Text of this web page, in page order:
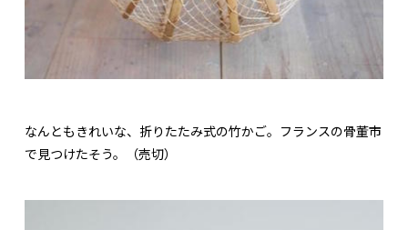
なんともきれいな、折りたたみ式の竹かご。フランスの骨董市
で見つけたそう。（売切）